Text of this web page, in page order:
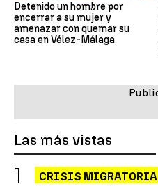
Detenido un hombre por
encerrar a su mujer y
amenazar con quemar su
casa en Vélez-Málaga
Las más vistas
CRISIS MIGRATORIA